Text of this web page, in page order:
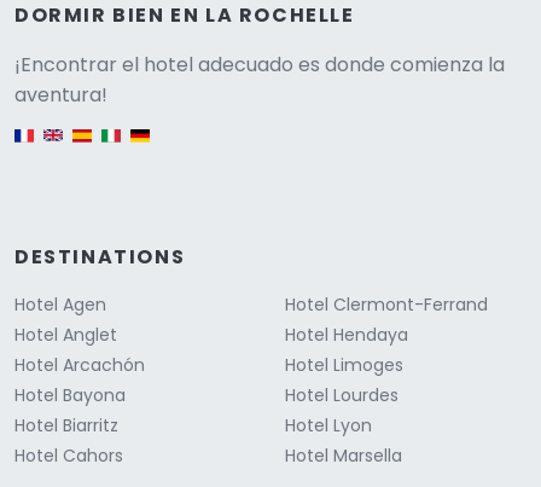
DORMIR BIEN EN LA ROCHELLE
¡Encontrar el hotel adecuado es donde comienza la
aventura!
English version
DESTINATIONS
Hotel Agen
Hotel Anglet
Hotel Arcachón
Hotel Bayona
Hotel Biarritz
Hotel Cahors
Hotel Clermont-Ferrand
Hotel Hendaya
Hotel Limoges
Hotel Lourdes
Hotel Lyon
Hotel Marsella